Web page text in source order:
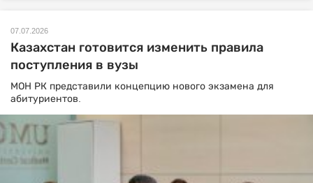
07.07.2026
Казахстан готовится изменить правила
поступления в вузы
МОН РК представили концепцию нового экзамена для
абитуриентов.